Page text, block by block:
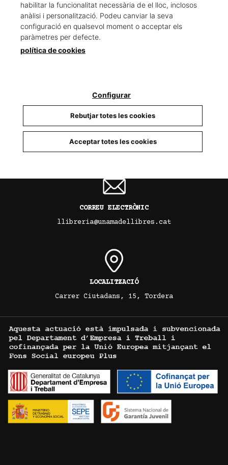
INSTAGRAM
@llibreria_unamadellibres
CORREU ELECTRÒNIC
llibreria@unamadellibres.cat
LOCALITZACIÓ
Carrer Ciutadans, 15, Tordera
habilitar la funcionalitat necessària de el lloc, inclosos
anàlisi i personalització. Podeu canviar la seva
configuració en qualsevol moment o acceptar els
paràmetres per defecte.
política de cookies
Configurar
Rebutjar totes les cookies
Acceptar totes les cookies